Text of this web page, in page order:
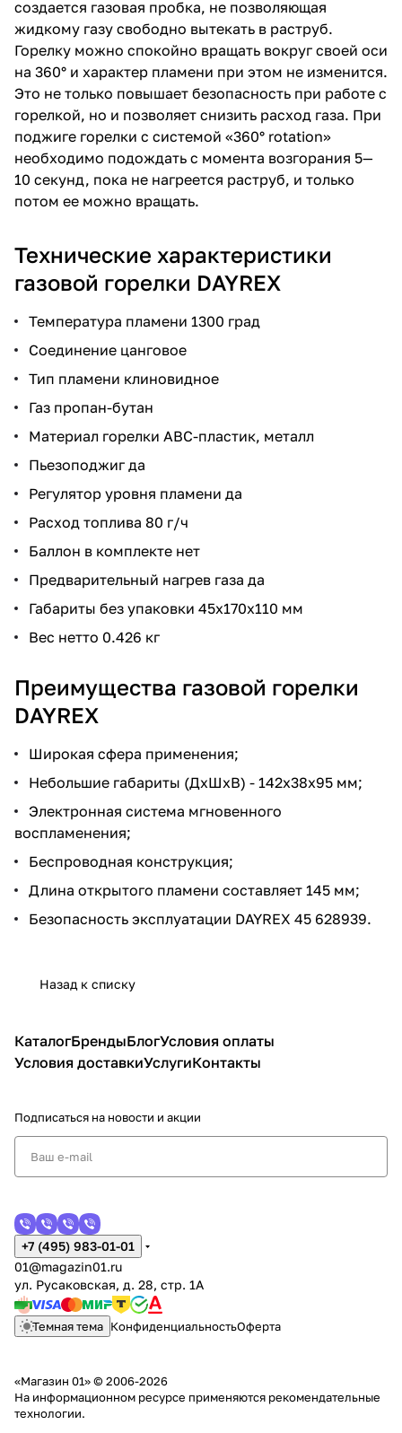
создается газовая пробка, не позволяющая
жидкому газу свободно вытекать в раструб.
Горелку можно спокойно вращать вокруг своей оси
на 360° и характер пламени при этом не изменится.
Это не только повышает безопасность при работе с
горелкой, но и позволяет снизить расход газа. При
поджиге горелки с системой «360° rotation»
необходимо подождать с момента возгорания 5—
10 секунд, пока не нагреется раструб, и только
потом ее можно вращать.
Технические характеристики
газовой горелки DAYREX
Температура пламени 1300 град
Соединение цанговое
Тип пламени клиновидное
Газ пропан-бутан
Материал горелки АВС-пластик, металл
Пьезоподжиг да
Регулятор уровня пламени да
Расход топлива 80 г/ч
Баллон в комплекте нет
Предварительный нагрев газа да
Габариты без упаковки 45x170x110 мм
Вес нетто 0.426 кг
Преимущества газовой горелки
DAYREX
Широкая сфера применения;
Небольшие габариты (ДхШхВ) - 142х38х95 мм;
Электронная система мгновенного
воспламенения;
Беспроводная конструкция;
Длина открытого пламени составляет 145 мм;
Безопасность эксплуатации DAYREX 45 628939.
Назад к списку
КаталогБрендыБлогУсловия оплаты
Условия доставкиУслугиКонтакты
Подписаться на новости и акции
+7 (495) 983-01-01
01@magazin01.ru
ул. Русаковская, д. 28, стр. 1А
Темная тема КонфиденциальностьОферта
«Магазин 01» © 2006-2026
На информационном ресурсе применяются рекомендательные
технологии.